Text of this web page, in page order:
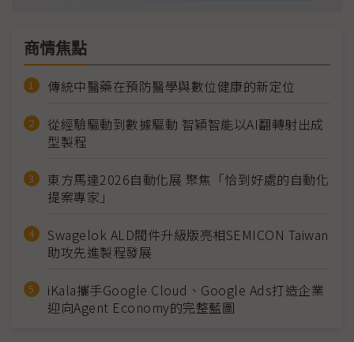
商情焦點
傳統中醫藥在預防醫學與數位健康的新定位
從經驗驅動到數據驅動 智穎智能以AI翻轉射出成
型製程
東方馬達2026自動化展 聚焦「恰到好處的自動化
提案專家」
Swagelok ALD閥件升級版亮相SEMICON Taiwan
助攻先進製程發展
iKala攜手Google Cloud、Google Ads打造企業
迎向Agent Economy的完整藍圖